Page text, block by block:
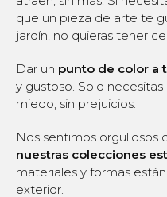
que un pieza de arte te
jardín, no quieras tener
Dar un punto de color a
y gustoso. Solo
miedo, sin prejuicios.
Nos sentimos orgullosos
nuestras colecciones
materiales y formas
exterior.